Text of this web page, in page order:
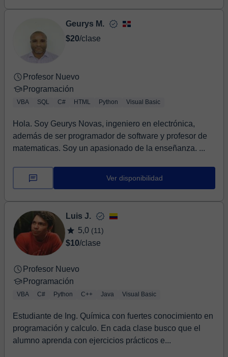
Geurys M.
$20/clase
Profesor Nuevo
Programación
VBA SQL C# HTML Python Visual Basic
Hola. Soy Geurys Novas, ingeniero en electrónica,
además de ser programador de software y profesor de
matematicas. Soy un apasionado de la enseñanza. ...
Ver disponibilidad
Luis J.
5,0 (11)
$10/clase
Profesor Nuevo
Programación
VBA C# Python C++ Java Visual Basic
Estudiante de Ing. Química con fuertes conocimiento en
programación y calculo. En cada clase busco que el
alumno aprenda con ejercicios prácticos e...